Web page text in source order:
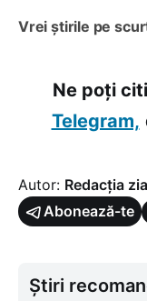
Vrei știrile pe
Ne poți
Telegram,
Autor: Redacția
Abonează-te
Știri